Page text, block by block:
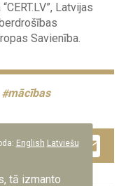
Latvijas
Savienība.
mācības
Facebook
Twitter
English Latviešu
tā izmanto